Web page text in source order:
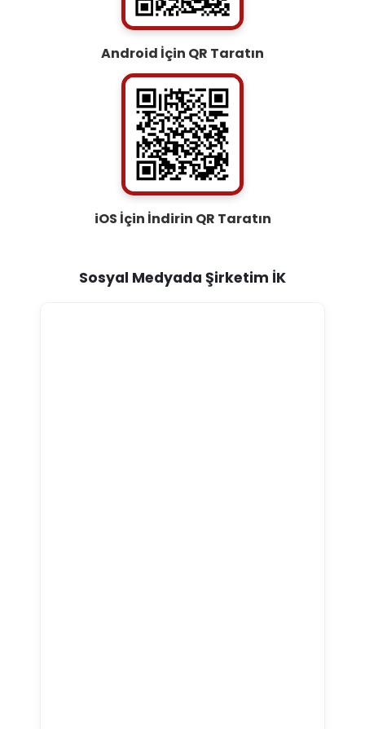
Android İçin QR Taratın
iOS İçin İndirin QR Taratın
Sosyal Medyada Şirketim İK